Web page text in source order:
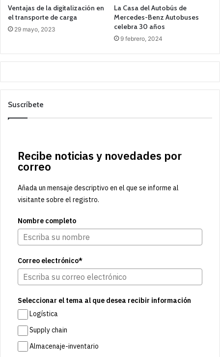
Ventajas de la digitalización en
el transporte de carga
29 mayo, 2023
La Casa del Autobús de
Mercedes-Benz Autobuses
celebra 30 años
9 febrero, 2024
Suscríbete
Recibe noticias y novedades por
correo
Añada un mensaje descriptivo en el que se informe al
visitante sobre el registro.
Nombre completo
Correo electrónico*
Seleccionar el tema al que desea recibir información
Logística
Supply chain
Almacenaje-inventario